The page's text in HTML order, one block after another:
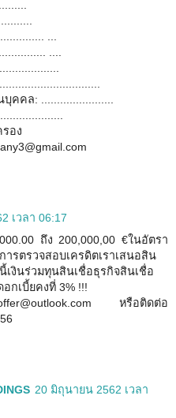
...
....
คคล: .......................
อง
เวลา 06:17
ถึง 200,000,00 €ในอัตรา
ารตรวจสอบเครดิตเราเสนอสิน
งินร่วมทุนสินเชื่อธุรกิจสินเชื่อ
กเบี้ยคงที่ 3% !!!
หรือติดต่อ
20 มิถุนายน 2562 เวลา